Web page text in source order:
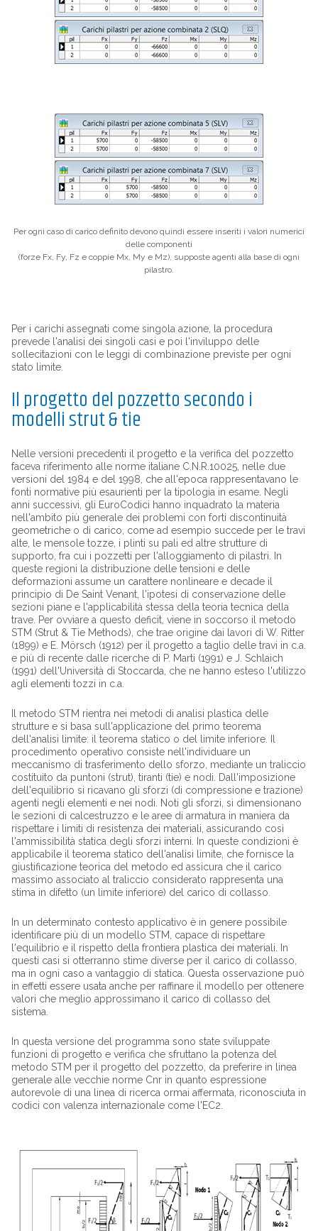
Per ogni caso di carico definito devono quindi essere inseriti i valori numerici
delle componenti
(forze Fx, Fy, Fz e coppie Mx, My e Mz), supposte agenti alla base di ogni
pilastro.
Per i carichi assegnati come singola azione, la procedura
prevede l'analisi dei singoli casi e poi l'inviluppo delle
sollecitazioni con le leggi di combinazione previste per ogni
stato limite.
Il progetto del pozzetto secondo i
modelli strut & tie
Nelle versioni precedenti il progetto e la verifica del pozzetto
faceva riferimento alle norme italiane C.N.R.10025, nelle due
versioni del 1984 e del 1998, che all'epoca rappresentavano le
fonti normative più esaurienti per la tipologia in esame. Negli
anni successivi, gli EuroCodici hanno inquadrato la materia
nell'ambito più generale dei problemi con forti discontinuità
geometriche o di carico, come ad esempio succede per le travi
alte, le mensole tozze, i plinti su pali ed altre strutture di
supporto, fra cui i pozzetti per l'alloggiamento di pilastri. In
queste regioni la distribuzione delle tensioni e delle
deformazioni assume un carattere nonlineare e decade il
principio di De Saint Venant, l'ipotesi di conservazione delle
sezioni piane e l'applicabilità stessa della teoria tecnica della
trave. Per ovviare a questo deficit, viene in soccorso il metodo
STM (Strut & Tie Methods), che trae origine dai lavori di W. Ritter
(1899) e E. Mörsch (1912) per il progetto a taglio delle travi in c.a.
e più di recente dalle ricerche di P. Marti (1991) e J. Schlaich
(1991) dell'Università di Stoccarda, che ne hanno esteso l'utilizzo
agli elementi tozzi in c.a.
Il metodo STM rientra nei metodi di analisi plastica delle
strutture e si basa sull'applicazione del primo teorema
dell'analisi limite: il teorema statico o del limite inferiore. Il
procedimento operativo consiste nell'individuare un
meccanismo di trasferimento dello sforzo, mediante un traliccio
costituito da puntoni (strut), tiranti (tie) e nodi. Dall'imposizione
dell'equilibrio si ricavano gli sforzi (di compressione e trazione)
agenti negli elementi e nei nodi. Noti gli sforzi, si dimensionano
le sezioni di calcestruzzo e le aree di armatura in maniera da
rispettare i limiti di resistenza dei materiali, assicurando così
l'ammissibilità statica degli sforzi interni. In queste condizioni è
applicabile il teorema statico dell'analisi limite, che fornisce la
giustificazione teorica del metodo ed assicura che il carico
massimo associato al traliccio considerato rappresenta una
stima in difetto (un limite inferiore) del carico di collasso.
In un determinato contesto applicativo è in genere possibile
identificare più di un modello STM, capace di rispettare
l'equilibrio e il rispetto della frontiera plastica dei materiali. In
questi casi si otterranno stime diverse per il carico di collasso,
ma in ogni caso a vantaggio di statica. Questa osservazione può
in effetti essere usata anche per raffinare il modello per ottenere
valori che meglio approssimano il carico di collasso del
sistema.
In questa versione del programma sono state sviluppate
funzioni di progetto e verifica che sfruttano la potenza del
metodo STM per il progetto del pozzetto, da preferire in linea
generale alle vecchie norme Cnr in quanto espressione
autorevole di una linea di ricerca ormai affermata, riconosciuta in
codici con valenza internazionale come l'EC2.